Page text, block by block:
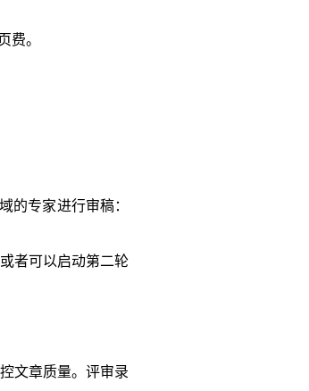
费。
的专家进行审稿：
者可以启动第二轮
文章质量。评审录